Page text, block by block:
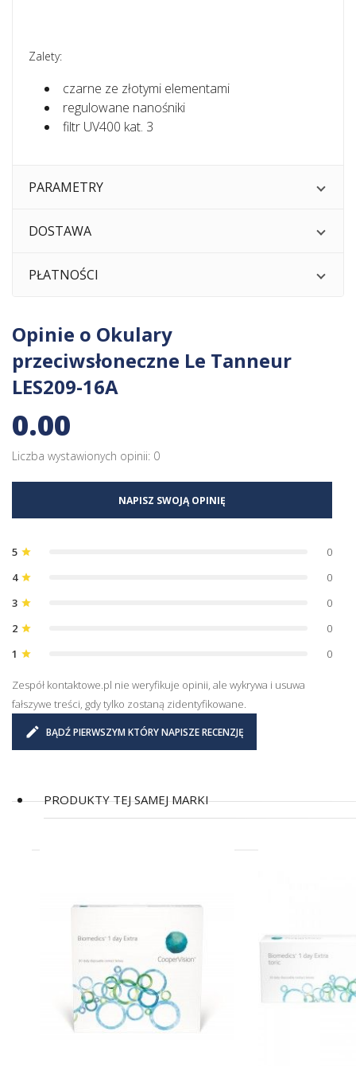
PARAMETRY
DOSTAWA
PŁATNOŚCI
Zalety:
czarne ze złotymi elementami
regulowane nanośniki
filtr UV400 kat. 3
Opinie o Okulary
przeciwsłoneczne Le Tanneur
LES209-16A
0.00
Liczba wystawionych opinii: 0
NAPISZ SWOJĄ OPINIĘ
5 star
0
4 star
0
3 star
0
2 star
0
1 star 0
Zespół kontaktowe.pl nie weryfikuje opinii, ale wykrywa i usuwa
fałszywe treści, gdy tylko zostaną zidentyfikowane.
BĄDŹ PIERWSZYM KTÓRY NAPISZE RECENZJĘ
PRODUKTY TEJ SAMEJ MARKI